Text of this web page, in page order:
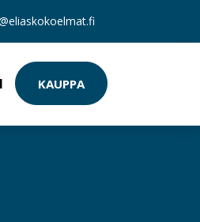
KAUPPA